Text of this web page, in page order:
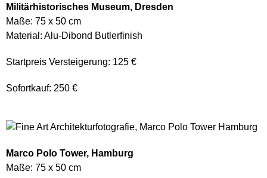
Militärhistorisches Museum, Dresden
Maße: 75 x 50 cm
Material: Alu-Dibond Butlerfinish
Startpreis Versteigerung: 125 €
Sofortkauf: 250 €
Marco Polo Tower, Hamburg
Maße: 75 x 50 cm